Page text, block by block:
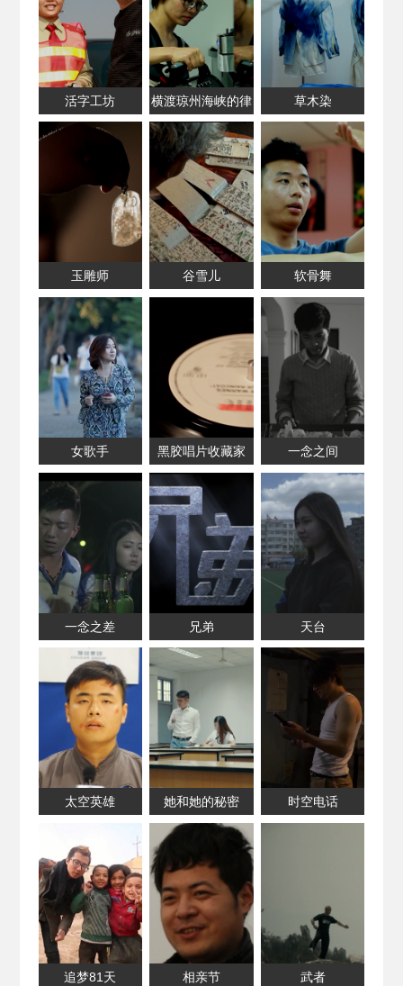
活字工坊
横渡琼州海峡的律
师
草木染
玉雕师 谷雪儿 软骨舞
女歌手 黑胶唱片收藏家 一念之间
一念之差 兄弟 天台
太空英雄 她和她的秘密 时空电话
追梦81天 相亲节 武者